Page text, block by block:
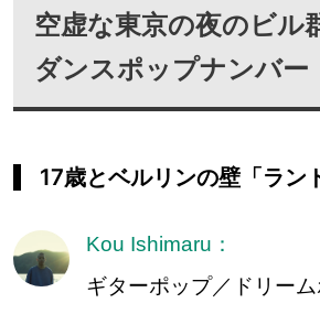
空虚な東京の夜のビル
ダンスポップナンバー
17歳とベルリンの壁「ラン
Kou Ishimaru：
ギターポップ／ドリーム